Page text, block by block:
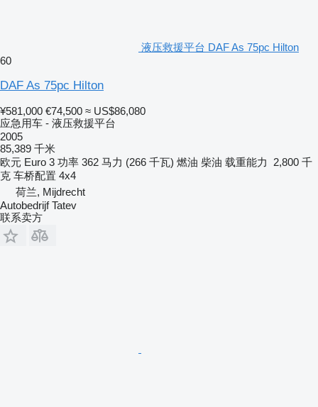
液压救援平台 DAF As 75pc Hilton
60
DAF As 75pc Hilton
¥581,000 €74,500 ≈ US$86,080
应急用车 - 液压救援平台
2005
85,389 千米
欧元 Euro 3 功率 362 马力 (266 千瓦) 燃油 柴油 载重能力
2,800 千
克 车桥配置 4x4
荷兰, Mijdrecht
Autobedrijf Tatev
联系卖方